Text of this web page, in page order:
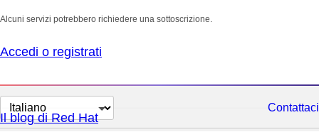
Alcuni servizi potrebbero richiedere una sottoscrizione.
Accedi o registrati
Cambia
lingua
Contattaci
Il blog di Red Hat